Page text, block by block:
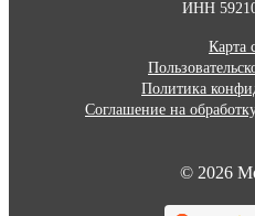
ИНН
Карта
Политика
Соглашение на
© 2026